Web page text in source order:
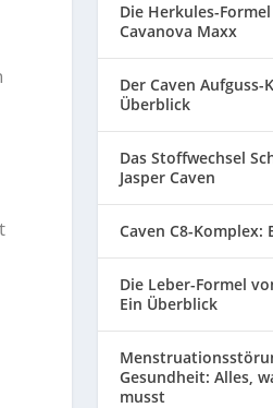
Die Herkules-
Cavanova Maxx
Der Caven Aufguss-
Überblick
Das Stoffwechsel
Jasper Caven
Caven C8-Komplex:
Die Leber-Formel
Ein Überblick
Gesundheit: Alles,
musst